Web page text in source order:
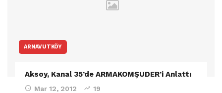
ARNAVUTKÖY
Aksoy, Kanal 35’de ARMAKOMŞUDER’i Anlattı
Mar 12, 2012 19